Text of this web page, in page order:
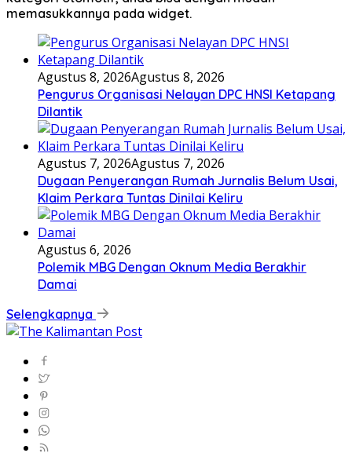
memasukkannya pada widget.
Agustus 8, 2026Agustus 8, 2026
Pengurus Organisasi Nelayan DPC HNSI Ketapang
Dilantik
Agustus 7, 2026Agustus 7, 2026
Dugaan Penyerangan Rumah Jurnalis Belum Usai,
Klaim Perkara Tuntas Dinilai Keliru
Agustus 6, 2026
Polemik MBG Dengan Oknum Media Berakhir
Damai
Selengkapnya